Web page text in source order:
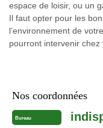
espace de loisir, ou un
Il faut opter pour les
l’environnement de
pourront intervenir chez
Nos coordonnées
Bureau